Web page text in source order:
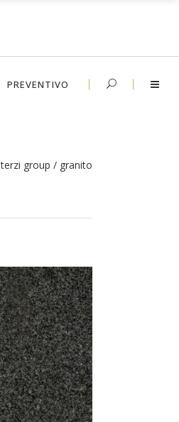
PREVENTIVO
terzi group / granito